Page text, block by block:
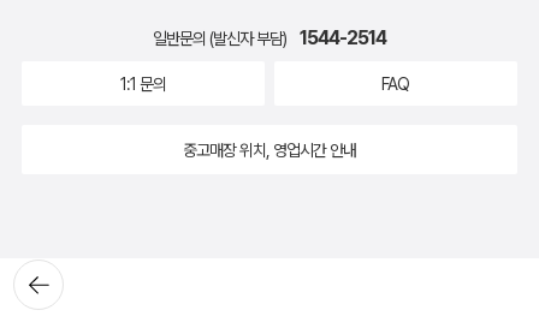
뒤로가
기
일반문의 (발신자 부담) 1544-2514
1:1 문의 FAQ
중고매장 위치, 영업시간 안내